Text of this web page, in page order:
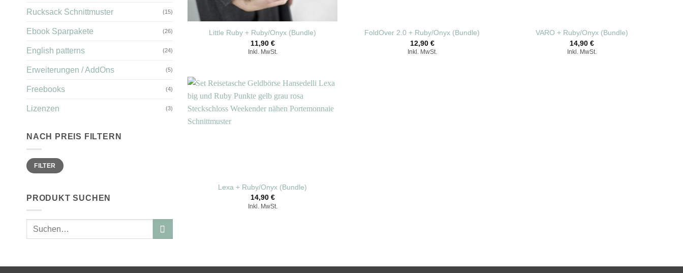
Rucksack Schnittmuster (15)
Ebook Sparpakete (26)
English patterns (24)
Erweiterungen / AddOns (5)
Freebooks (4)
Lizenzen (3)
NACH PREIS FILTERN
Min.
Preis
Max.
PreisFILTER
PRODUKT SUCHEN
Suchen
Little Ruby + Ruby/Onyx (Bundle)
11,90 €
Inkl. MwSt.
FoldOver 2.0 + Ruby/Onyx (Bundle)
12,90 €
Inkl. MwSt.
VARO + Ruby/Onyx (Bundle)
14,90 €
Inkl. MwSt.
Lexa + Ruby/Onyx (Bundle)
14,90 €
Inkl. MwSt.